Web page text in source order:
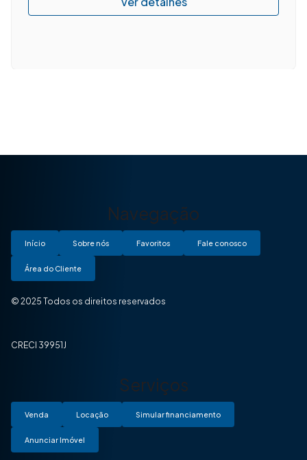
Navegação
Início Sobre nós Favoritos Fale conosco
Área do Cliente
© 2025 Todos os direitos reservados
CRECI 39951J
Serviços
Venda Locação Simular financiamento
Anunciar Imóvel